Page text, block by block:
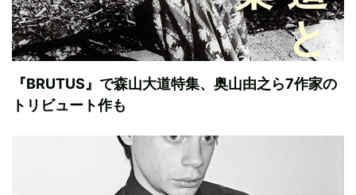
『BRUTUS』で森山大道特集、奥山由之ら7作家の
トリビュート作も